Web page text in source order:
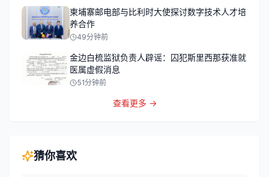
柬埔寨邮电部与比利时大使探讨数字技术人才培
养合作
49分钟前
金边白梳监狱负责人辟谣：囚犯斯里西那获准就
医属虚假消息
51分钟前
查看更多 →
猜你喜欢